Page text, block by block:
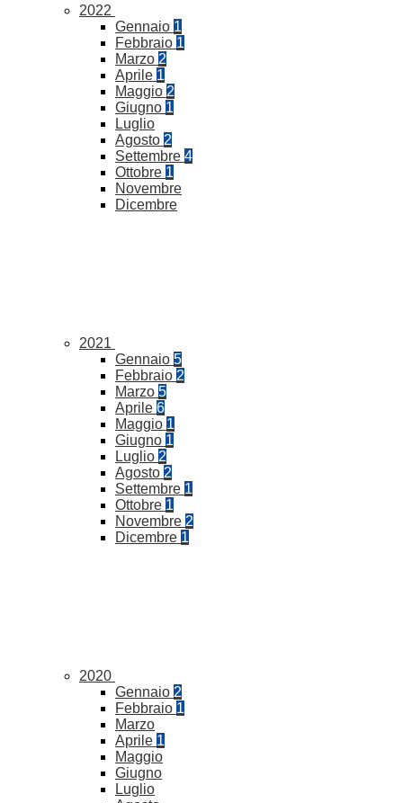
2022
Gennaio 1
Febbraio 1
Marzo 2
Aprile 1
Maggio 2
Giugno 1
Luglio
Agosto 2
Settembre 4
Ottobre 1
Novembre
Dicembre
2021
Gennaio 5
Febbraio 2
Marzo 5
Aprile 6
Maggio 1
Giugno 1
Luglio 2
Agosto 2
Settembre 1
Ottobre 1
Novembre 2
Dicembre 1
2020
Gennaio 2
Febbraio 1
Marzo
Aprile 1
Maggio
Giugno
Luglio